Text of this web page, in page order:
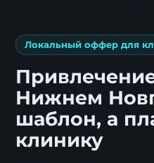
Локальный оффер для
Нижнем
шаблон, а
клинику